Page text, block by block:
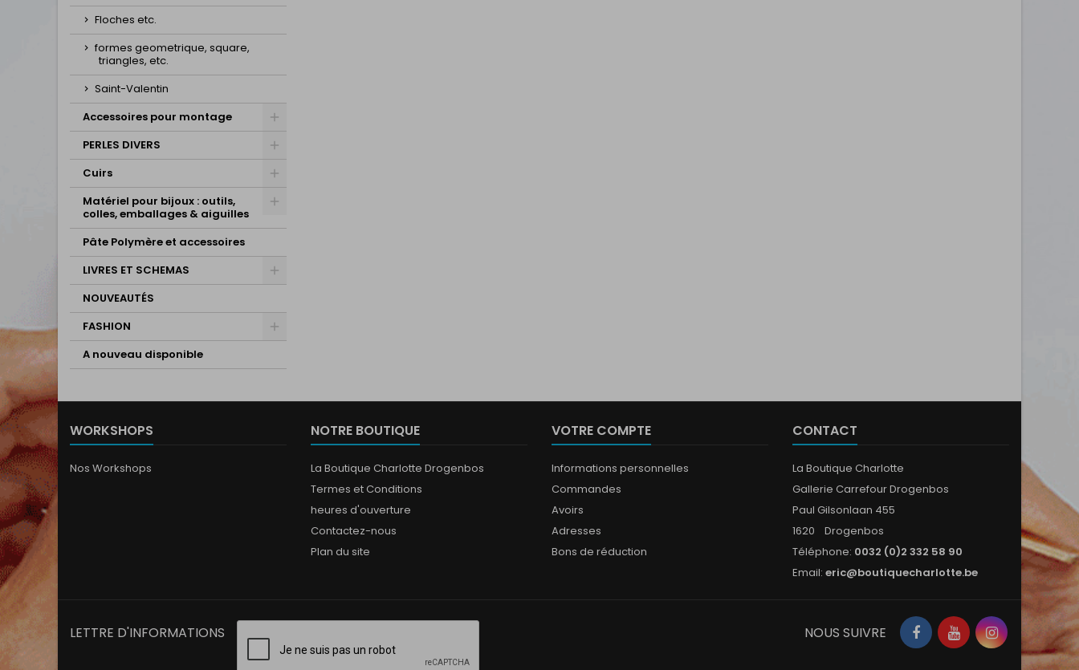
Floches etc.
formes geometrique, square,
triangles, etc.
Saint-Valentin
Accessoires pour montage
PERLES DIVERS
Cuirs
Matériel pour bijoux : outils,
colles, emballages & aiguilles
Pâte Polymère et accessoires
LIVRES ET SCHEMAS
NOUVEAUTÉS
FASHION
A nouveau disponible
WORKSHOPS
Nos Workshops
NOTRE BOUTIQUE
La Boutique Charlotte Drogenbos
Termes et Conditions
heures d'ouverture
Contactez-nous
Plan du site
VOTRE COMPTE
Informations personnelles
Commandes
Avoirs
Adresses
Bons de réduction
CONTACT
La Boutique Charlotte
Gallerie Carrefour Drogenbos
Paul Gilsonlaan 455
1620 Drogenbos
Téléphone: 0032 (0)2 332 58 90
Email: eric@boutiquecharlotte.be
LETTRE D'INFORMATIONS FacebookYouTubeInstagram
NOUS SUIVRE